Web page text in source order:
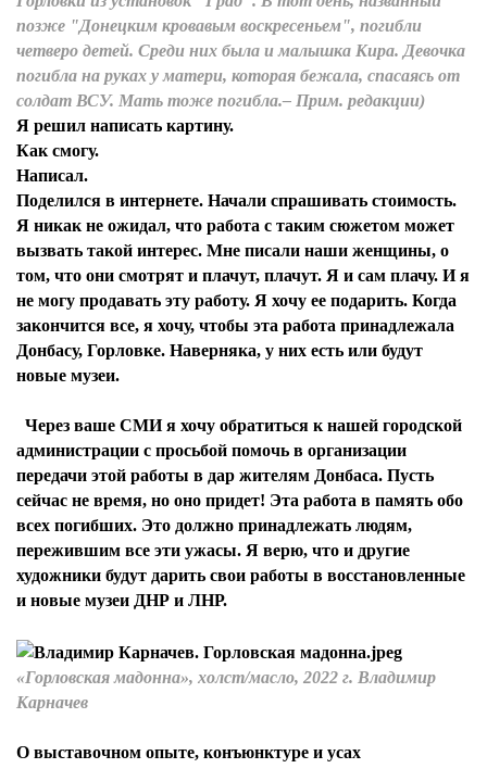
позже "Донецким кровавым воскресеньем", погибли
четверо детей. Среди них была и малышка Кира. Девочка
погибла на руках у матери, которая бежала, спасаясь от
солдат ВСУ. Мать тоже погибла.– Прим. редакции)
Я решил написать картину.
Как смогу.
Написал.
Поделился в интернете. Начали спрашивать стоимость.
Я никак не ожидал, что работа с таким сюжетом может
вызвать такой интерес. Мне писали наши женщины, о
том, что они смотрят и плачут, плачут. Я и сам плачу. И я
не могу продавать эту работу. Я хочу ее подарить. Когда
закончится все, я хочу, чтобы эта работа принадлежала
Донбасу, Горловке. Наверняка, у них есть или будут
новые музеи.
Через ваше СМИ я хочу обратиться к нашей городской
администрации с просьбой помочь в организации
передачи этой работы в дар жителям Донбаса. Пусть
сейчас не время, но оно придет! Эта работа в память обо
всех погибших. Это должно принадлежать людям,
пережившим все эти ужасы. Я верю, что и другие
художники будут дарить свои работы в восстановленные
и новые музеи ДНР и ЛНР.
«Горловская мадонна», холст/масло, 2022 г. Владимир
Карначев
О выставочном опыте, конъюнктуре и усах